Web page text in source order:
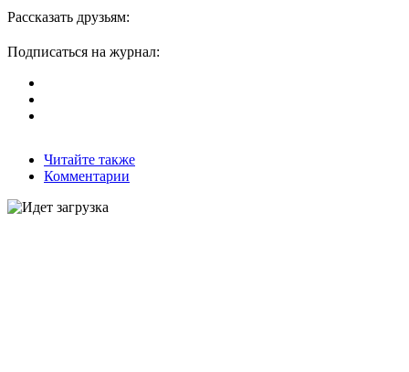
Рассказать друзьям:
Подписаться на журнал:
Читайте также
Комментарии